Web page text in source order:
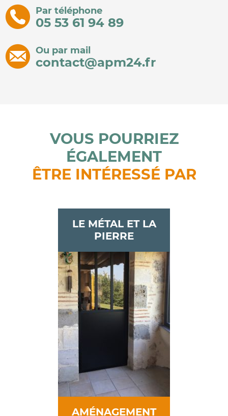
Par téléphone
05 53 61 94 89
Ou par mail
contact@apm24.fr
VOUS POURRIEZ
ÉGALEMENT
ÊTRE INTÉRESSÉ PAR
LE MÉTAL ET LA
PIERRE
AMÉNAGEMENT